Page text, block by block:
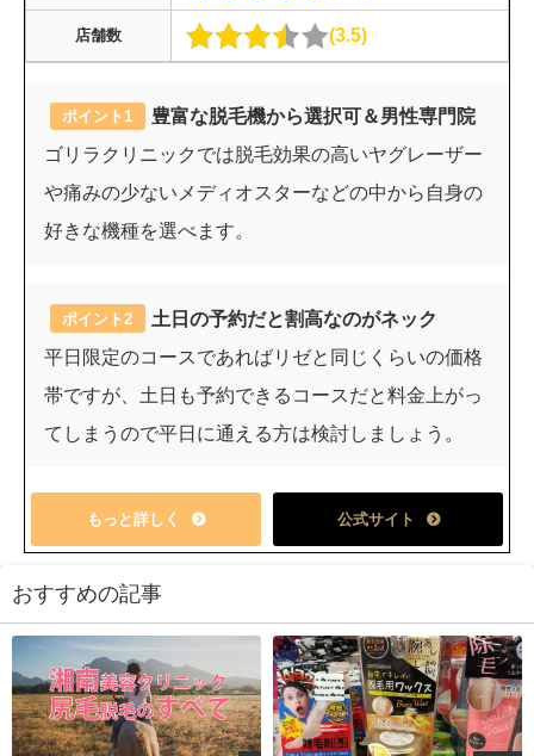
店舗数 3.5
ポイント1
豊富な脱毛機から選択可＆男性専門院
ゴリラクリニックでは脱毛効果の高いヤグレーザー
や痛みの少ないメディオスターなどの中から自身の
好きな機種を選べます。
ポイント2
土日の予約だと割高なのがネック
平日限定のコースであればリゼと同じくらいの価格
帯ですが、土日も予約できるコースだと料金上がっ
てしまうので平日に通える方は検討しましょう。
もっと詳しく 公式サイト
おすすめの記事